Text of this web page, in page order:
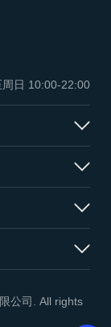
日 10:00-22:00
公司. All rights